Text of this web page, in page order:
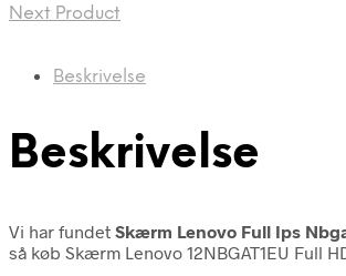
Next Product
Beskrivelse
Beskrivelse
Vi har fundet Skærm Lenovo Full Ips
så køb Skærm Lenovo 12NBGAT1EU Full